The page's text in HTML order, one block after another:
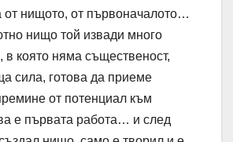
от нищото, от първоначалото…
нищо той извади много
която няма същественост,
сила, готова да приеме
от потенциал към
е първата работа… и след